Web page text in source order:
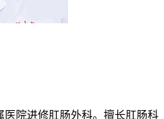
医院进修肛肠外科。擅长肛肠科